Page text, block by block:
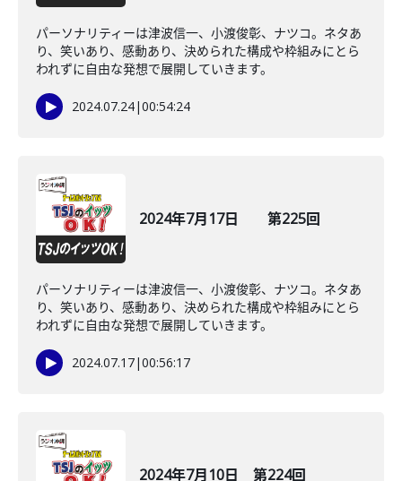
パーソナリティーは津波信一、小渡俊彰、ナツコ。ネタあ
り、笑いあり、感動あり、決められた構成や枠組みにとら
われずに自由な発想で展開していきます。
2024.07.24|00:54:24
2024年7月17日 第225回
パーソナリティーは津波信一、小渡俊彰、ナツコ。ネタあ
り、笑いあり、感動あり、決められた構成や枠組みにとら
われずに自由な発想で展開していきます。
2024.07.17|00:56:17
2024年7月10日 第224回